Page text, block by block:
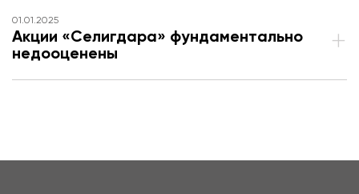
01.01.2025
Акции «Селигдара» фундаментально
недооценены